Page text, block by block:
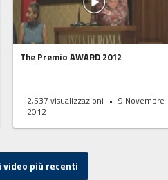
The Premio AWARD 2012
2,537 visualizzazioni
9 Novembre
2012
video più recenti